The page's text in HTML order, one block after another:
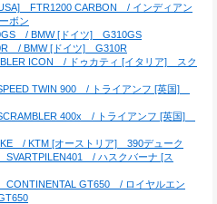
　FTR1200 CARBON　/ インディアン
ボン
　/ BMW [ドイツ]　G310GS
　/ BMW [ドイツ]　G310R
ICON　/ ドゥカティ [イタリア]　スク
TWIN 900　/ トライアンフ [英国]
400x　/ トライアンフ [英国]
　/ KTM [オーストリア]　390デューク
SVARTPILEN401　/ ハスクバーナ [ス
CONTINENTAL GT650　/ ロイヤルエン